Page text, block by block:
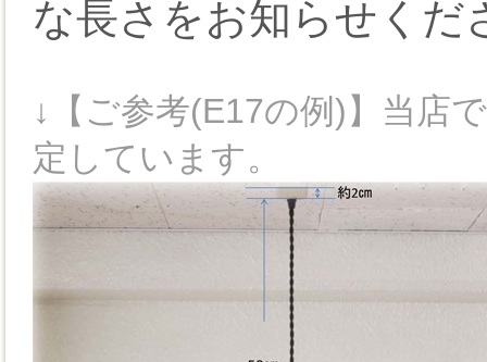
な長さをお知らせくだ
↓【ご参考(E17の例)】当店
定しています。